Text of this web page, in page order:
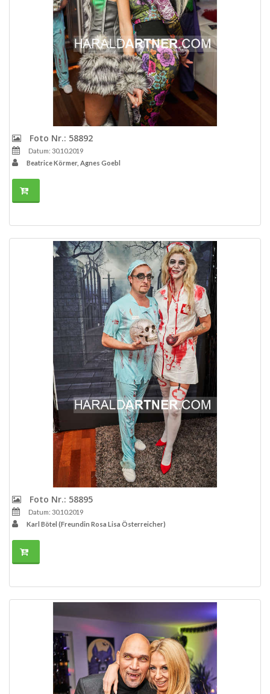
Foto Nr.: 58892
Datum: 30.10.2019
Beatrice Körmer, Agnes Goebl
Foto Nr.: 58895
Datum: 30.10.2019
Karl Bötel (Freundin Rosa Lisa Österreicher)